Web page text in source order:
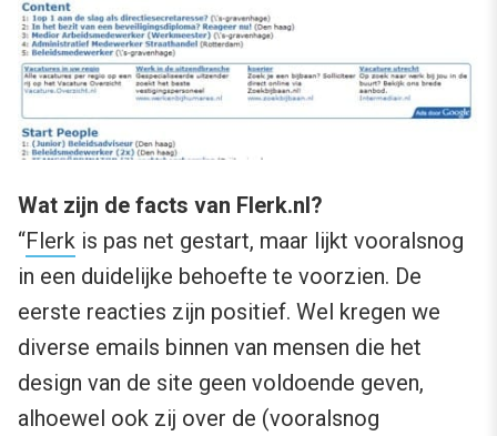
Wat zijn de facts van Flerk.nl?
“Flerk is pas net gestart, maar lijkt vooralsnog
in een duidelijke behoefte te voorzien. De
eerste reacties zijn positief. Wel kregen we
diverse emails binnen van mensen die het
design van de site geen voldoende geven,
alhoewel ook zij over de (vooralsnog